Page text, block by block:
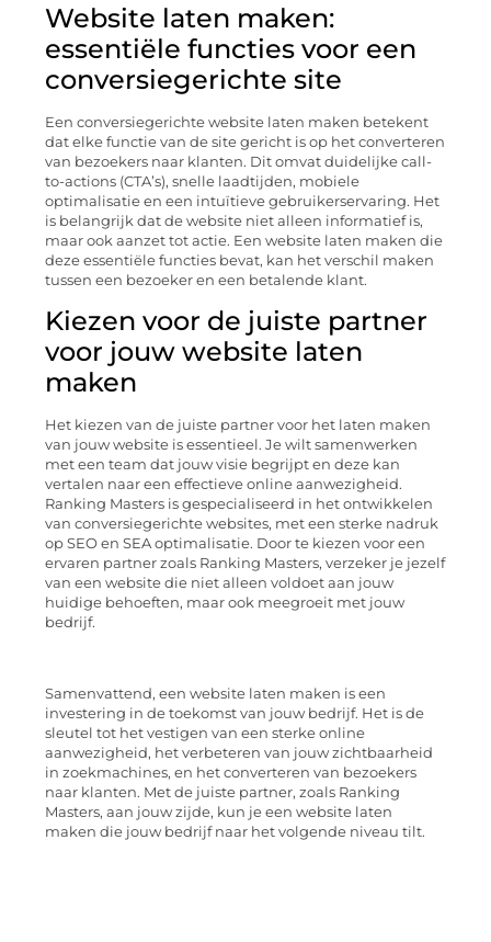
Website laten maken:
essentiële functies voor een
conversiegerichte site
Een conversiegerichte website laten maken betekent
dat elke functie van de site gericht is op het converteren
van bezoekers naar klanten. Dit omvat duidelijke call-
to-actions (CTA’s), snelle laadtijden, mobiele
optimalisatie en een intuïtieve gebruikerservaring. Het
is belangrijk dat de website niet alleen informatief is,
maar ook aanzet tot actie. Een website laten maken die
deze essentiële functies bevat, kan het verschil maken
tussen een bezoeker en een betalende klant.
Kiezen voor de juiste partner
voor jouw website laten
maken
Het kiezen van de juiste partner voor het laten maken
van jouw website is essentieel. Je wilt samenwerken
met een team dat jouw visie begrijpt en deze kan
vertalen naar een effectieve online aanwezigheid.
Ranking Masters is gespecialiseerd in het ontwikkelen
van conversiegerichte websites, met een sterke nadruk
op SEO en SEA optimalisatie. Door te kiezen voor een
ervaren partner zoals Ranking Masters, verzeker je jezelf
van een website die niet alleen voldoet aan jouw
huidige behoeften, maar ook meegroeit met jouw
bedrijf.
Samenvattend, een website laten maken is een
investering in de toekomst van jouw bedrijf. Het is de
sleutel tot het vestigen van een sterke online
aanwezigheid, het verbeteren van jouw zichtbaarheid
in zoekmachines, en het converteren van bezoekers
naar klanten. Met de juiste partner, zoals Ranking
Masters, aan jouw zijde, kun je een website laten
maken die jouw bedrijf naar het volgende niveau tilt.